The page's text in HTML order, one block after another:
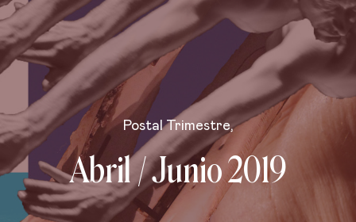
Postal Trimestre,
Abril / Junio 2019